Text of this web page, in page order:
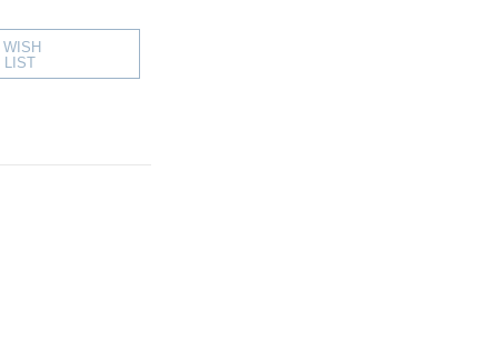
WISH
LIST